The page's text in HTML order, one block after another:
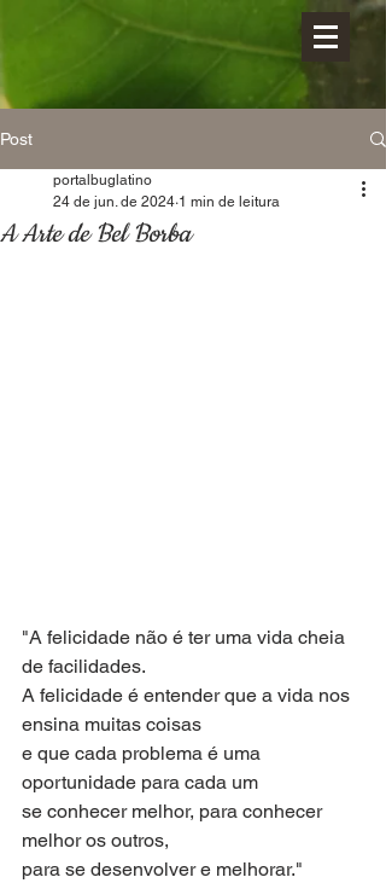
Post
A Arte de Bel Borba
portalbuglatino
24 de jun. de 2024 1 min de leitura
"A felicidade não é ter uma vida cheia
de facilidades.
A felicidade é entender que a vida nos
ensina muitas coisas
e que cada problema é uma
oportunidade para cada um
se conhecer melhor, para conhecer
melhor os outros,
para se desenvolver e melhorar."